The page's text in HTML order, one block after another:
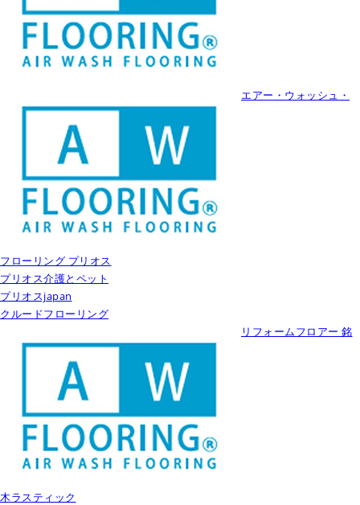
エアー・ウォッシュ・
フローリング プリオス
プリオス介護とペット
プリオスjapan
クルードフローリング
リフォームフロアー 銘
木ラスティック